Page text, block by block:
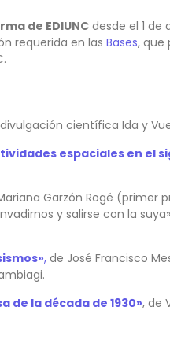
de EDIUNC desde el 1 de
requerida en las Bases, que
científica Ida y
espaciales en el
Garzón Rogé (primer
y salirse con la
, de José Francisco
la década de 1930», de